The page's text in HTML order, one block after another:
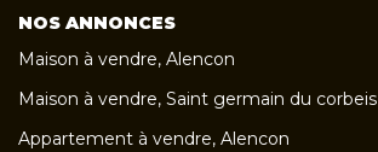
NOS ANNONCES
Maison à vendre, Alencon
Maison à vendre, Saint germain du corbeis
Appartement à vendre, Alencon